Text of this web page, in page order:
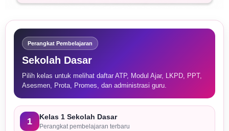
Perangkat Pembelajaran
Sekolah Dasar
Pilih kelas untuk melihat daftar ATP, Modul Ajar, LKPD, PPT,
Asesmen, Prota, Promes, dan administrasi guru.
1 Kelas 1 Sekolah Dasar
Perangkat pembelajaran terbaru